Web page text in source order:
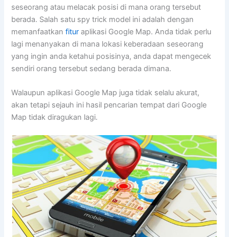
seseorang atau melacak posisi di mana orang tersebut
berada. Salah satu spy trick model ini adalah dengan
memanfaatkanfitur aplikasi Google Map. Anda tidak perlu
lagi menanyakan di mana lokasi keberadaan seseorang
yang ingin anda ketahui posisinya, anda dapat mengecek
sendiri orang tersebut sedang berada dimana.
Walaupun aplikasi Google Map juga tidak selalu akurat,
akan tetapi sejauh ini hasil pencarian tempat dari Google
Map tidak diragukan lagi.